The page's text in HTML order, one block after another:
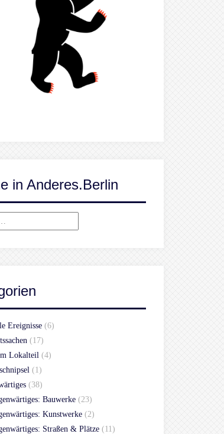
in Anderes.Berlin
Ereignisse (6)
(17)
Lokalteil (4)
(1)
(38)
Bauwerke (23)
Kunstwerke (2)
Straßen & Plätze (11)